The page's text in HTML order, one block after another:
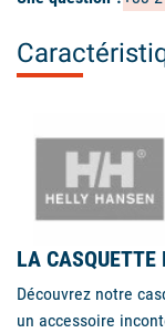
LA CASQUETTE
Découvrez notre
un accessoire